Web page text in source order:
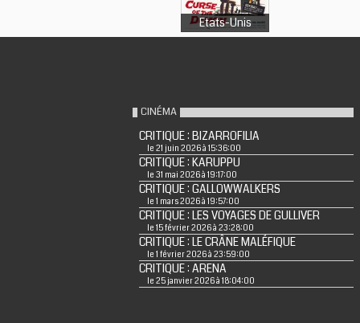
Etats-Unis
CINÉMA
CRITIQUE : BIZARROFILIA
le 21 juin 2026 à 15:36:00
CRITIQUE : KARUPPU
le 31 mai 2026 à 19:17:00
CRITIQUE : GALLOWWALKERS
le 1 mars 2026 à 19:57:00
CRITIQUE : LES VOYAGES DE GULLIVER
le 15 février 2026 à 23:28:00
CRITIQUE : LE CRÂNE MALÉFIQUE
le 1 février 2026 à 23:59:00
CRITIQUE : ARENA
le 25 janvier 2026 à 18:04:00